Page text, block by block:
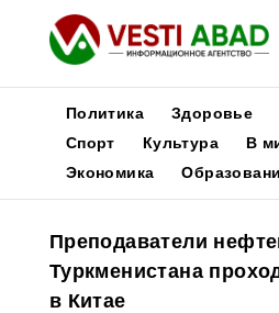
Новости
Медиа
Афиша
Политика Здоровье
Спорт
Культура В
Экономика
Преподаватели
Туркменистана
в Китае